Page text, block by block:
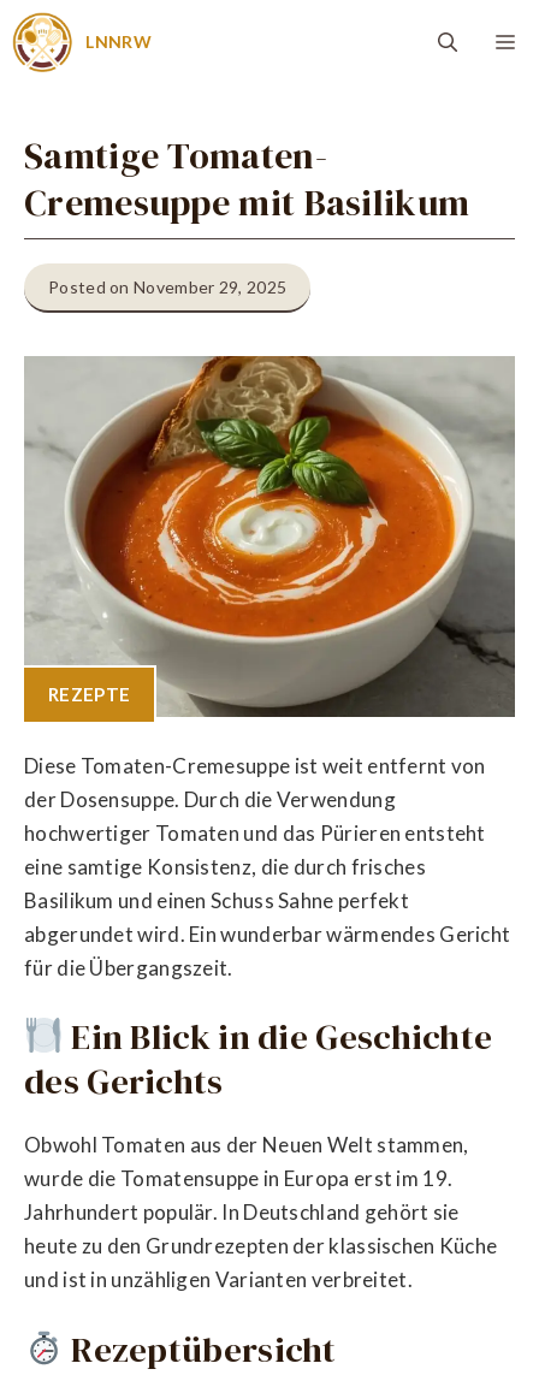
Zum
Inhalt
LNNRW
Samtige Tomaten-
Cremesuppe mit Basilikum
Posted on November 29, 2025
REZEPTE
Diese Tomaten-Cremesuppe ist weit entfernt von
der Dosensuppe. Durch die Verwendung
hochwertiger Tomaten und das Pürieren entsteht
eine samtige Konsistenz, die durch frisches
Basilikum und einen Schuss Sahne perfekt
abgerundet wird. Ein wunderbar wärmendes Gericht
für die Übergangszeit.
Ein Blick in die Geschichte
des Gerichts
Obwohl Tomaten aus der Neuen Welt stammen,
wurde die Tomatensuppe in Europa erst im 19.
Jahrhundert populär. In Deutschland gehört sie
heute zu den Grundrezepten der klassischen Küche
und ist in unzähligen Varianten verbreitet.
Rezeptübersicht